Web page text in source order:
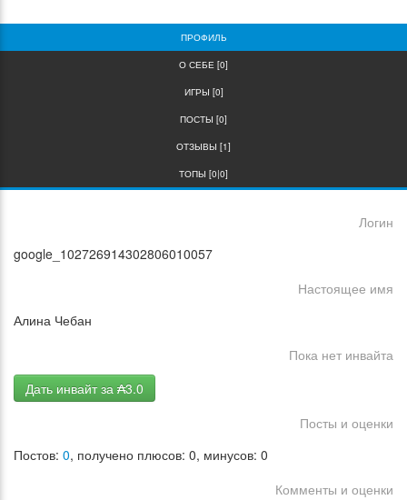
ПРОФИЛЬ
О СЕБЕ [0]
ИГРЫ [0]
ПОСТЫ [0]
ОТЗЫВЫ [1]
ТОПЫ [0|0]
Логин
google_102726914302806010057
Настоящее имя
Алина Чебан
Пока нет инвайта
Дать инвайт за ₳3.0
Посты и оценки
Постов: 0, получено плюсов: 0, минусов: 0
Комменты и оценки